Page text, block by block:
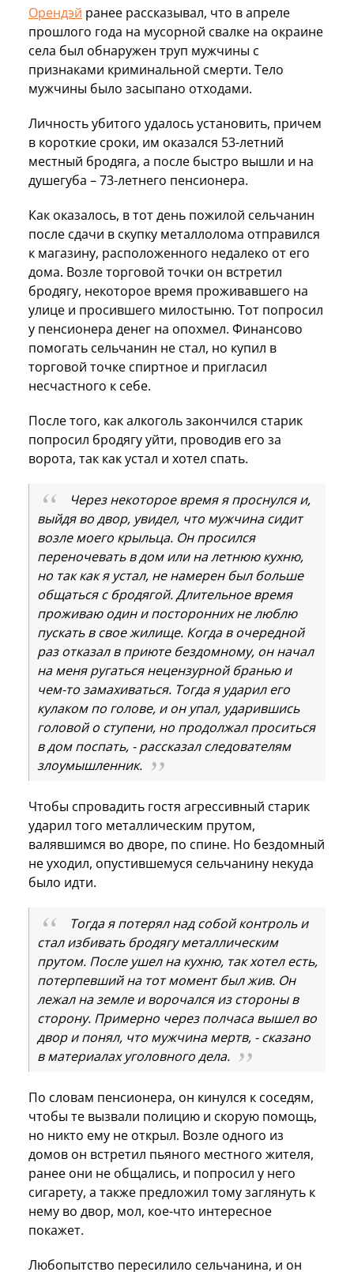
Орендэй ранее рассказывал, что в апреле
прошлого года на мусорной свалке на окраине
села был обнаружен труп мужчины с
признаками криминальной смерти. Тело
мужчины было засыпано отходами.
Личность убитого удалось установить, причем
в короткие сроки, им оказался 53-летний
местный бродяга, а после быстро вышли и на
душегуба – 73-летнего пенсионера.
Как оказалось, в тот день пожилой сельчанин
после сдачи в скупку металлолома отправился
к магазину, расположенного недалеко от его
дома. Возле торговой точки он встретил
бродягу, некоторое время проживавшего на
улице и просившего милостыню. Тот попросил
у пенсионера денег на опохмел. Финансово
помогать сельчанин не стал, но купил в
торговой точке спиртное и пригласил
несчастного к себе.
После того, как алкоголь закончился старик
попросил бродягу уйти, проводив его за
ворота, так как устал и хотел спать.
Через некоторое время я проснулся и,
выйдя во двор, увидел, что мужчина сидит
возле моего крыльца. Он просился
переночевать в дом или на летнюю кухню,
но так как я устал, не намерен был больше
общаться с бродягой. Длительное время
проживаю один и посторонних не люблю
пускать в свое жилище. Когда в очередной
раз отказал в приюте бездомному, он начал
на меня ругаться нецензурной бранью и
чем-то замахиваться. Тогда я ударил его
кулаком по голове, и он упал, ударившись
головой о ступени, но продолжал проситься
в дом поспать, - рассказал следователям
злоумышленник.
Чтобы спровадить гостя агрессивный старик
ударил того металлическим прутом,
валявшимся во дворе, по спине. Но бездомный
не уходил, опустившемуся сельчанину некуда
было идти.
Тогда я потерял над собой контроль и
стал избивать бродягу металлическим
прутом. После ушел на кухню, так хотел есть,
потерпевший на тот момент был жив. Он
лежал на земле и ворочался из стороны в
сторону. Примерно через полчаса вышел во
двор и понял, что мужчина мертв, - сказано
в материалах уголовного дела.
По словам пенсионера, он кинулся к соседям,
чтобы те вызвали полицию и скорую помощь,
но никто ему не открыл. Возле одного из
домов он встретил пьяного местного жителя,
ранее они не общались, и попросил у него
сигарету, а также предложил тому заглянуть к
нему во двор, мол, кое-что интересное
покажет.
Любопытство пересилило сельчанина, и он